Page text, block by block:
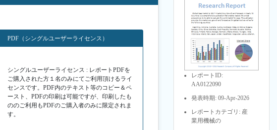
PDF（シングルユーザーライセンス）
シングルユーザーライセンス : レポートPDFを
ご購入された方１名のみにてご利用頂けるライ
センスです。PDF内のテキスト等のコピー＆ペ
ースト、PDFの印刷は可能ですが、印刷したも
ののご利用もPDFのご購入者のみに限定されま
す。
レポートID:
AA0122090
発表時期: 09-Apr-2026
レポートカテゴリ: 産
業用機械の